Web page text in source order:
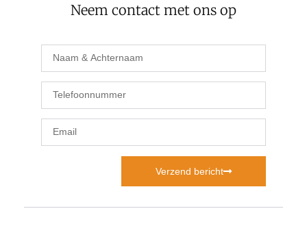
Neem contact met ons op
Verzend bericht